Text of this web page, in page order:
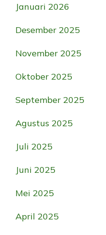
Januari 2026
Desember 2025
November 2025
Oktober 2025
September 2025
Agustus 2025
Juli 2025
Juni 2025
Mei 2025
April 2025